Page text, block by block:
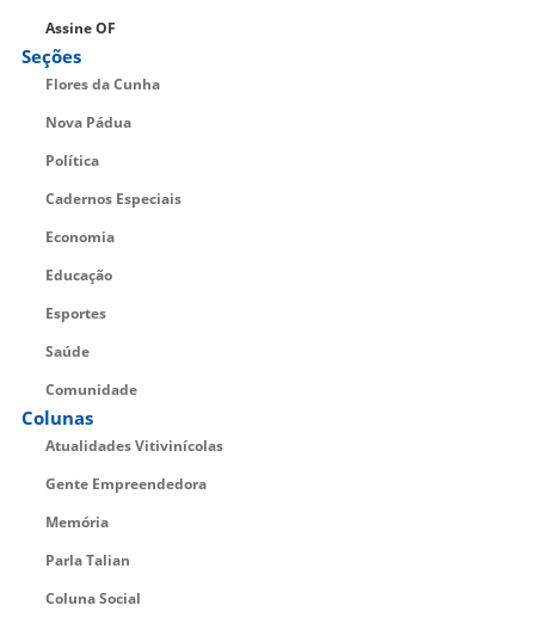
Assine OF
Seções
Flores da Cunha
Nova Pádua
Política
Cadernos Especiais
Economia
Educação
Esportes
Saúde
Comunidade
Colunas
Atualidades Vitivinícolas
Gente Empreendedora
Memória
Parla Talian
Coluna Social